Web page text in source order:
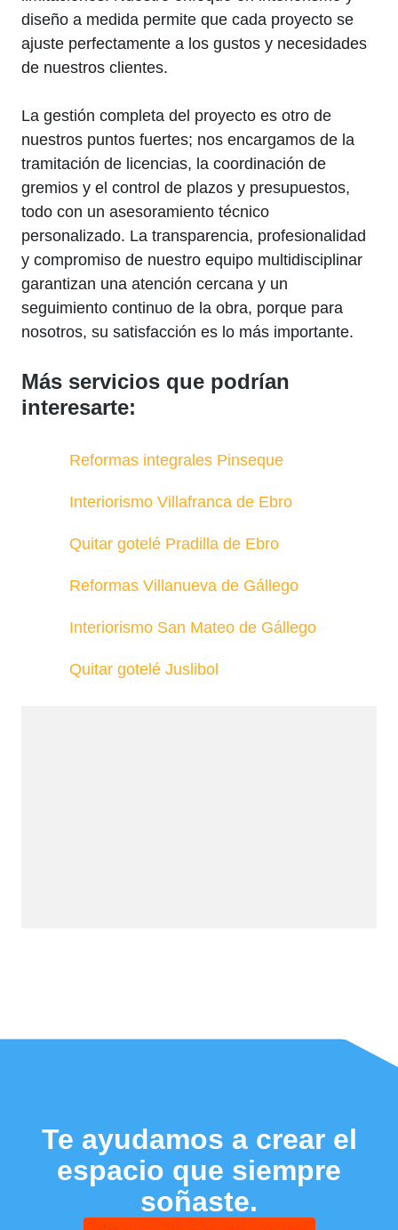
diseño a medida permite que cada proyecto se
ajuste perfectamente a los gustos y necesidades
de nuestros clientes.
La gestión completa del proyecto es otro de
nuestros puntos fuertes; nos encargamos de la
tramitación de licencias, la coordinación de
gremios y el control de plazos y presupuestos,
todo con un asesoramiento técnico
personalizado. La transparencia, profesionalidad
y compromiso de nuestro equipo multidisciplinar
garantizan una atención cercana y un
seguimiento continuo de la obra, porque para
nosotros, su satisfacción es lo más importante.
Más servicios que podrían
interesarte:
Reformas integrales Pinseque
Interiorismo Villafranca de Ebro
Quitar gotelé Pradilla de Ebro
Reformas Villanueva de Gállego
Interiorismo San Mateo de Gállego
Quitar gotelé Juslibol
Te ayudamos a crear el
espacio que siempre
soñaste.